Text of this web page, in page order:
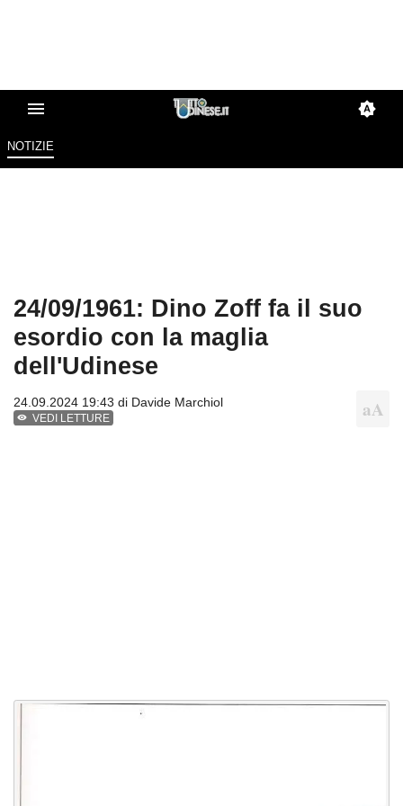
NOTIZIE
24/09/1961: Dino Zoff fa il suo
esordio con la maglia
dell'Udinese
24.09.2024 19:43 di Davide Marchiol
VEDI LETTURE